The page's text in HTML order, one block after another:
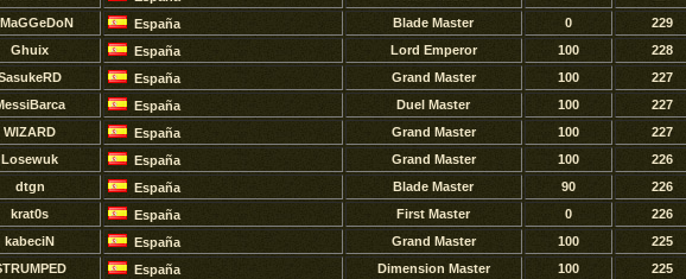
España Blade Master 0
229
Ghuix España Lord Emperor 100
228
España Grand Master 100
227
España Duel Master 100
227
WlZARD España Grand Master 100
227
Losewuk España Grand Master 100
226
dtgn España Blade Master 90
226
krat0s España First Master 0
226
kabeciN España Grand Master 100
225
España Dimension Master 100
225